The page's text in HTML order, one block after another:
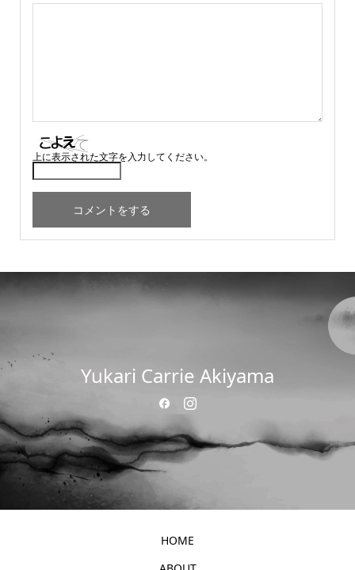
上に表示された文字を入力してください。
Yukari Carrie Akiyama
HOME